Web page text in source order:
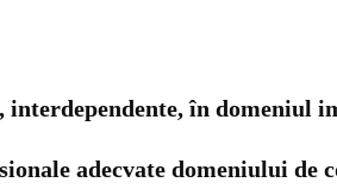
interdependente, în
adecvate domeniului de